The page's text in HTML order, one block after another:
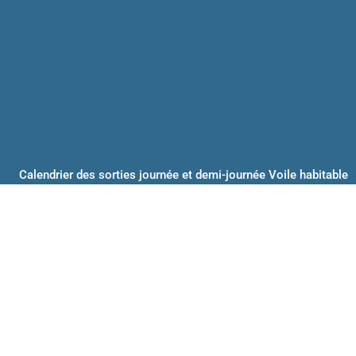
Calendrier des sorties journée et demi-journée Voile habitable